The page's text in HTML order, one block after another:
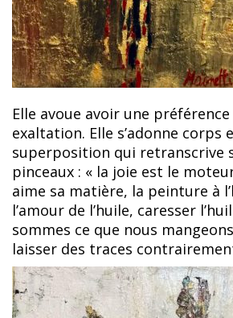
Elle avoue avoir une
exaltation. Elle s’adonne
superposition qui retranscrive
pinceaux : « la joie est le
aime sa matière, la peinture à
l’amour de l’huile, caresser
sommes ce que nous
laisser des traces